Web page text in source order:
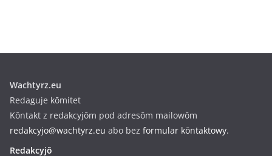
Wachtyrz.eu
Redaguje kōmitet
Kōntakt z redakcyjōm pod adresōm mailowōm
redakcyjo@wachtyrz.eu abo bez formular kōntaktowy.
Redakcyjŏ